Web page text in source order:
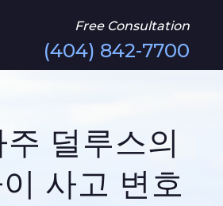
Free Consultation
(404) 842-7700
덜루스의
사고 변호